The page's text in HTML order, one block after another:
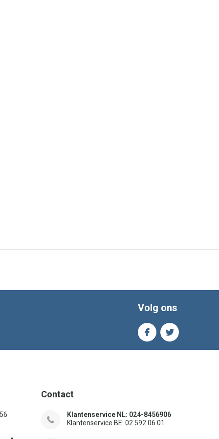
Volg ons
Contact
Klantenservice NL: 024-8456906
Klantenservice BE: 02 592 06 01